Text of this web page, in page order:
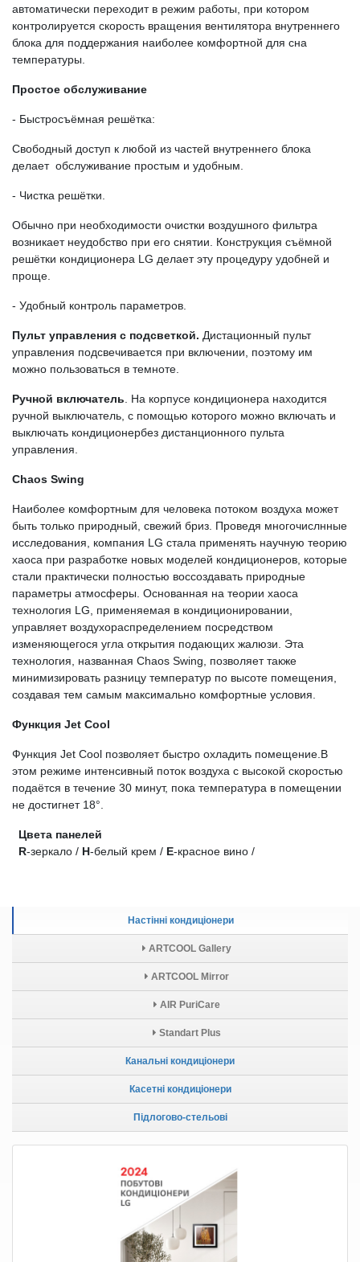
Настінні кондиціонери
ARTCOOL Gallery
ARTCOOL Mirror
AIR PuriCare
Standart Plus
Канальні кондиціонери
Касетні кондиціонери
Підлогово-стельові
автоматически переходит в режим работы, при котором
контролируется скорость вращения вентилятора внутреннего
блока для поддержания наиболее комфортной для сна
температуры.
Простое обслуживание
- Быстросъёмная решётка:
Свободный доступ к любой из частей внутреннего блока
делает обслуживание простым и удобным.
- Чистка решётки.
Обычно при необходимости очистки воздушного фильтра
возникает неудобство при его снятии. Конструкция съёмной
решётки кондиционера LG делает эту процедуру удобней и
проще.
- Удобный контроль параметров.
Пульт управления с подсветкой. Дистационный пульт
управления подсвечивается при включении, поэтому им
можно пользоваться в темноте.
Ручной включатель . На корпусе кондиционера находится
ручной выключатель, с помощью которого можно включать и
выключать кондиционербез дистанционного пульта
управления.
Chaos Swing
Наиболее комфортным для человека потоком воздуха может
быть только природный, свежий бриз. Проведя многочислнные
исследования, компания LG стала применять научную теорию
хаоса при разработке новых моделей кондиционеров, которые
стали практически полностью воссоздавать природные
параметры атмосферы. Основанная на теории хаоса
технология LG, применяемая в кондиционировании,
управляет воздухораспределением посредством
изменяющегося угла открытия подающих жалюзи. Эта
технология, названная Chaos Swing, позволяет также
минимизировать разницу температур по высоте помещения,
создавая тем самым максимально комфортные условия.
Функция Jet Cool
Функция Jet Cool позволяет быстро охладить помещение.В
этом режиме интенсивный поток воздуха с высокой скоростью
подаётся в течение 30 минут, пока температура в помещении
не достигнет 18°.
Цвета панелей
R-зеркало / H-белый крем / Е-красное вино /